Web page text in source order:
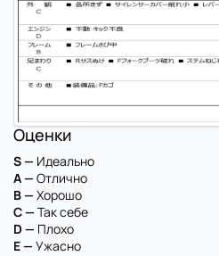
Оценки
S — Идеально
A — Отлично
B — Хорошо
C — Так себе
D — Плохо
E — Ужасно